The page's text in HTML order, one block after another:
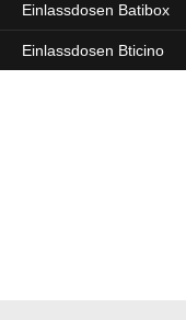
Einlassdosen Batibox
Einlassdosen Bticino